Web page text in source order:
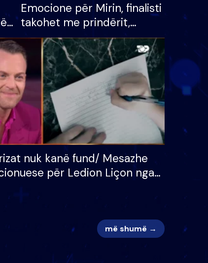
Emocione për Mirin, finalisti
takohet me prindërit,
vajzën dhe bashkëshorten:
S’kemi ndonjë letër divorci
apo jo?
nuk kanë fund/ Mesazhe
për Ledion Liçon nga
më shumë →